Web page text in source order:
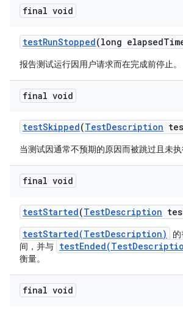
final void
testRunStopped(long elapsed
报告测试运行因用户请求而在完成前停止。
final void
testSkipped(TestDescription
当测试因通常不预期的原因而被跳过且未执
final void
testStarted(TestDescription
testStarted(TestDescription)
间，并与
衡量。
final void